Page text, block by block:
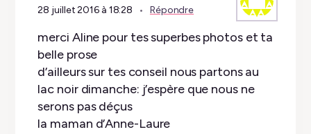
28 juillet 2016 à 18:28 Répondre
merci Aline pour tes superbes photos et ta
belle prose
d’ailleurs sur tes conseil nous partons au
lac noir dimanche: j’espère que nous ne
serons pas déçus
la maman d’Anne-Laure